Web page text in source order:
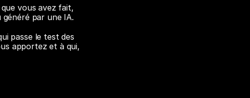
vous avez fait,
par une IA.
passe le test des
apportez et à qui,